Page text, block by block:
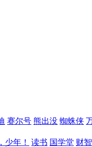
赛尔号 熊出没 蜘蛛侠
少年！ 读书 国学堂 财